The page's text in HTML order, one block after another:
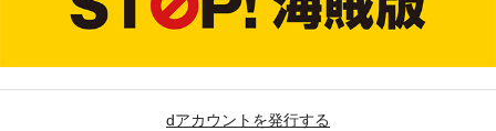
dアカウントを発行する